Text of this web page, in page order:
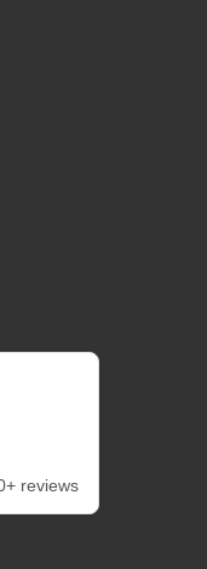
reviews